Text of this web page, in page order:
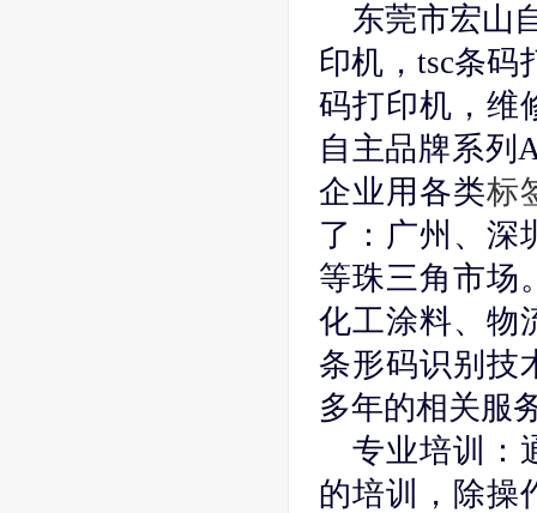
东莞市宏山
印机，tsc条码
码打印机，维
自主品牌系列
企业用各类标
了：广州、深
等珠三角市场
化工涂料、物
条形码识别技
多年的相关服
专业培训：
的培训，除操